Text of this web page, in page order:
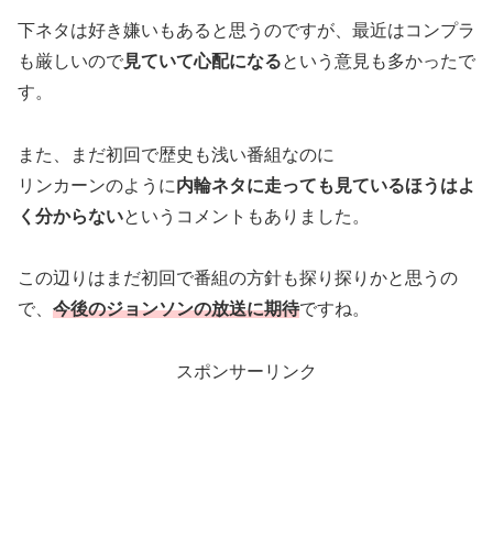
下ネタは好き嫌いもあると思うのですが、最近はコンプラ
も厳しいので見ていて心配になるという意見も多かったで
す。
また、まだ初回で歴史も浅い番組なのに
リンカーンのように内輪ネタに走っても見ているほうはよ
く分からないというコメントもありました。
この辺りはまだ初回で番組の方針も探り探りかと思うの
で、 今後のジョンソンの放送に期待ですね。
スポンサーリンク